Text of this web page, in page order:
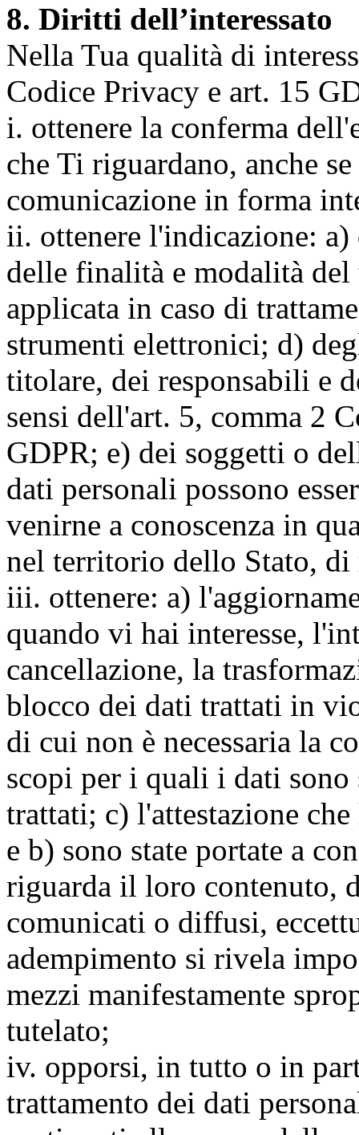
8. Diritti dell’interessato
Nella Tua qualità di
Codice Privacy e art. 15
i. ottenere la conferma
che Ti riguardano, anche
comunicazione in forma
ii. ottenere l'indicazione:
delle finalità e modalità
applicata in caso di
strumenti elettronici; d)
titolare, dei responsabili e
sensi dell'art. 5, comma 2
GDPR; e) dei soggetti o
dati personali possono
venirne a conoscenza in
nel territorio dello Stato,
iii. ottenere: a)
quando vi hai interesse,
cancellazione, la
blocco dei dati trattati in
di cui non è necessaria la
scopi per i quali i dati sono
trattati; c) l'attestazione
e b) sono state portate a
riguarda il loro contenuto,
comunicati o diffusi,
adempimento si rivela
mezzi manifestamente
tutelato;
iv. opporsi, in tutto o in
trattamento dei dati